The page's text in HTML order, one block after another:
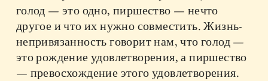
голод — это одно, пиршество — нечто
другое и что их нужно совместить. Жизнь-
непривязанность говорит нам, что голод —
это рождение удовлетворения, а пиршество
— превосхождение этого удовлетворения.